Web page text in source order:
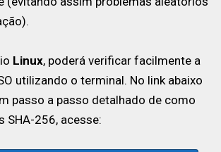
Linux, poderá verificar facilmente a
utilizando o terminal. No link abaixo
passo a passo detalhado de como
SHA-256, acesse: